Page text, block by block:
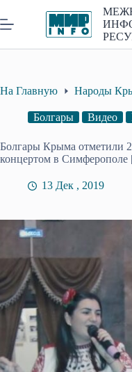
к
сути
На Главную Народы
Болгары Видео
Болгары Крыма отметили
концертом в Симферополе
13 Дек , 2019